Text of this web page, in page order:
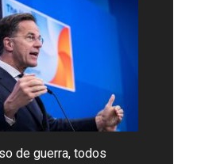
de guerra, todos